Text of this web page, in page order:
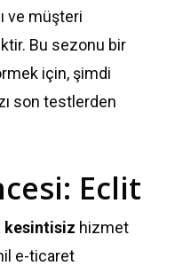
ve müşteri
Bu sezonu bir
için, şimdi
son testlerden
Eclit
kesintisiz hizmet
e-ticaret